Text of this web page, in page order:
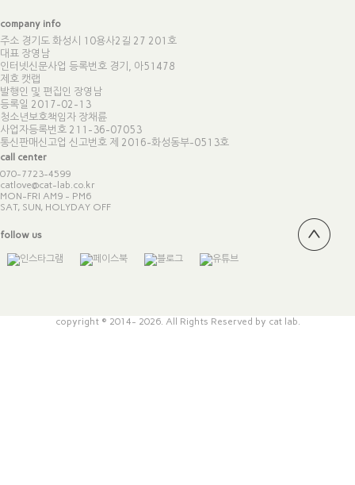
company info
주소 경기도 화성시 10용사2길 27 201호
대표 장영남
인터넷신문사업 등록번호 경기, 아51478
제호 캣랩
발행인 및 편집인 장영남
등록일 2017-02-13
청소년보호책임자 장채륜
사업자등록번호 211-36-07053
통신판매신고업 신고번호 제 2016-화성동부-0513호
call center
070-7723-4599
catlove@cat-lab.co.kr
MON-FRI AM9 - PM6
SAT, SUN, HOLYDAY OFF
follow us
copyright © 2014- 2026. All Rights Reserved by cat lab.